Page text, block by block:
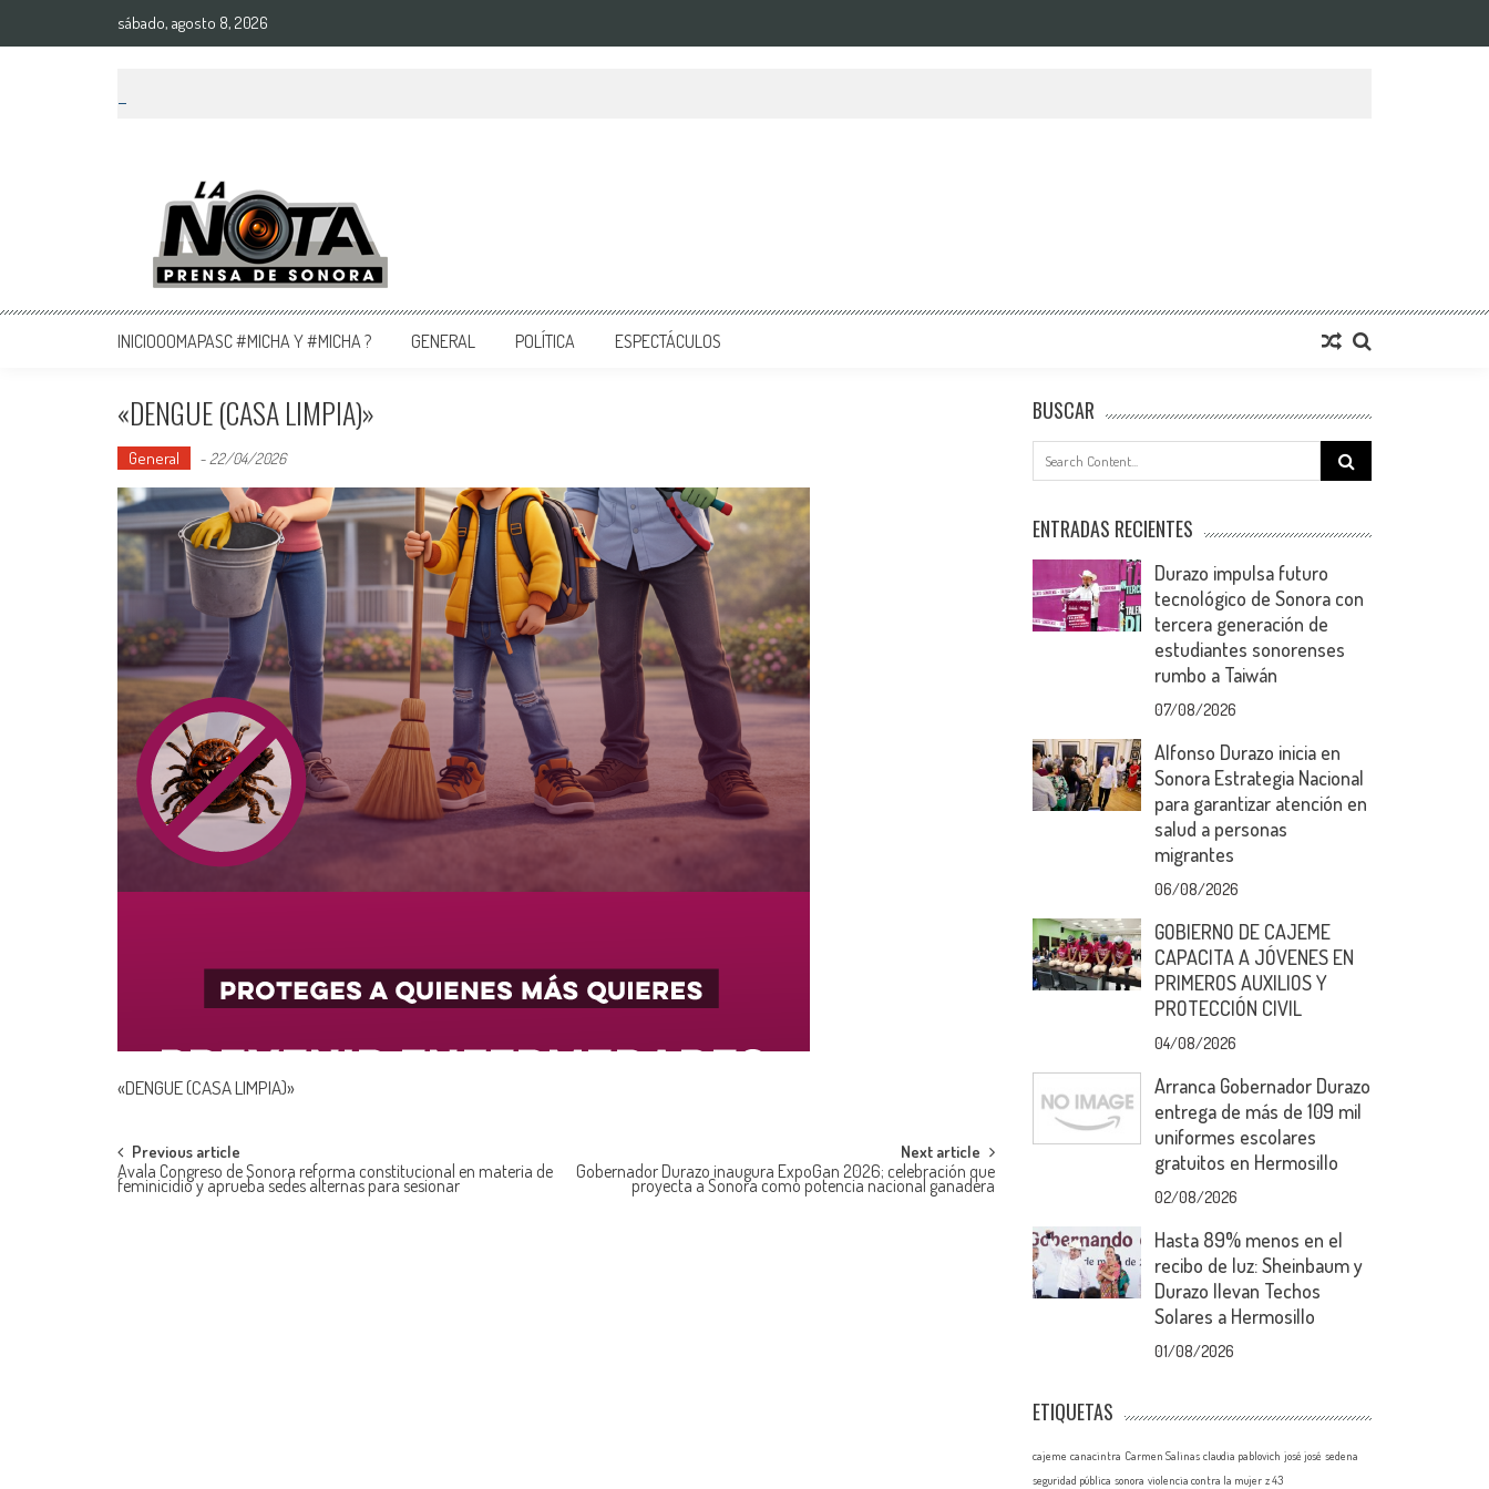
sábado, agosto 8, 2026
La Nota Prensa De Sonora
Noticias del día
INICIOOOMAPASC #MICHA Y #MICHA ? GENERAL POLÍTICA ESPECTÁCULOS
«DENGUE (CASA LIMPIA)»
General - 22/04/2026
«DENGUE (CASA LIMPIA)»
Post
navigation
Previous article
Avala Congreso de Sonora reforma constitucional en materia de
feminicidio y aprueba sedes alternas para sesionar
Next article
Gobernador Durazo inaugura ExpoGan 2026; celebración que
proyecta a Sonora como potencia nacional ganadera
BUSCAR
Search
for:
ENTRADAS RECIENTES
Durazo impulsa futuro
tecnológico de Sonora con
tercera generación de
estudiantes sonorenses
rumbo a Taiwán
07/08/2026
Alfonso Durazo inicia en
Sonora Estrategia Nacional
para garantizar atención en
salud a personas
migrantes
06/08/2026
GOBIERNO DE CAJEME
CAPACITA A JÓVENES EN
PRIMEROS AUXILIOS Y
PROTECCIÓN CIVIL
04/08/2026
Arranca Gobernador Durazo
entrega de más de 109 mil
uniformes escolares
gratuitos en Hermosillo
02/08/2026
Hasta 89% menos en el
recibo de luz: Sheinbaum y
Durazo llevan Techos
Solares a Hermosillo
01/08/2026
ETIQUETAS
cajeme canacintra Carmen Salinas claudia pablovich josé josé sedena
seguridad pública sonora violencia contra la mujer z 43